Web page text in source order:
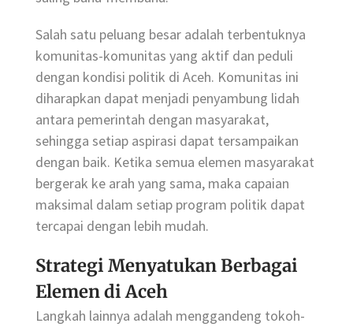
Salah satu peluang besar adalah terbentuknya
komunitas-komunitas yang aktif dan peduli
dengan kondisi politik di Aceh. Komunitas ini
diharapkan dapat menjadi penyambung lidah
antara pemerintah dengan masyarakat,
sehingga setiap aspirasi dapat tersampaikan
dengan baik. Ketika semua elemen masyarakat
bergerak ke arah yang sama, maka capaian
maksimal dalam setiap program politik dapat
tercapai dengan lebih mudah.
Strategi Menyatukan Berbagai
Elemen di Aceh
Langkah lainnya adalah menggandeng tokoh-